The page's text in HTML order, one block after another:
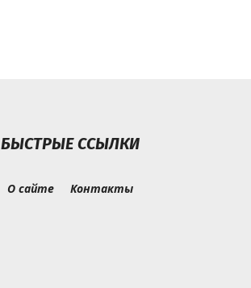
БЫСТРЫЕ ССЫЛКИ
О сайте Контакты